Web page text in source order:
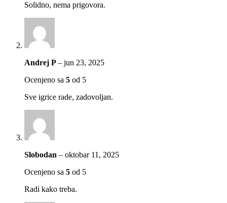
Solidno, nema prigovora.
Andrej P– jun 23, 2025
Ocenjeno sa 5 od 5
Sve igrice rade, zadovoljan.
Slobodan – oktobar 11, 2025
Ocenjeno sa 5 od 5
Radi kako treba.